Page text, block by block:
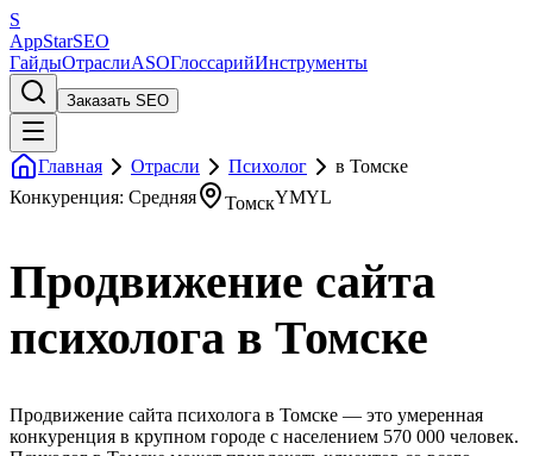
S
AppStarSEO
ГайдыОтраслиASOГлоссарийИнструменты
Заказать SEO
Главная Отрасли Психолог
в Томске
Конкуренция: Средняя
ТомскYMYL
Продвижение сайта
психолога в Томске
Продвижение сайта психолога в Томске — это умеренная
конкуренция в крупном городе с населением 570 000 человек.